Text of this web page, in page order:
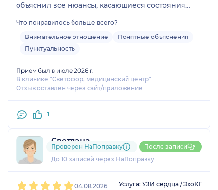
объяснил все нюансы, касающиеся состояния
того, доктор вышел за рамки своих обязанностей
и обратил наше внимание на сопутствующий
нюанс (проблемы со связками), порекомендовав
высокого профессионализма. Спасибо!
Что понравилось больше всего?
Внимательное отношение
Понятные объяснения
Пунктуальность
Прием был в июле 2026 г.
В клинике "Светофор, медицинский центр"
Отзыв оставлен через сайт/приложение
1
Светлана
2 отзыва
До 10 записей через НаПоправку
Проверен НаПоправку После записи
04.08.2026 Услуга: УЗИ сердца / ЭхоКГ